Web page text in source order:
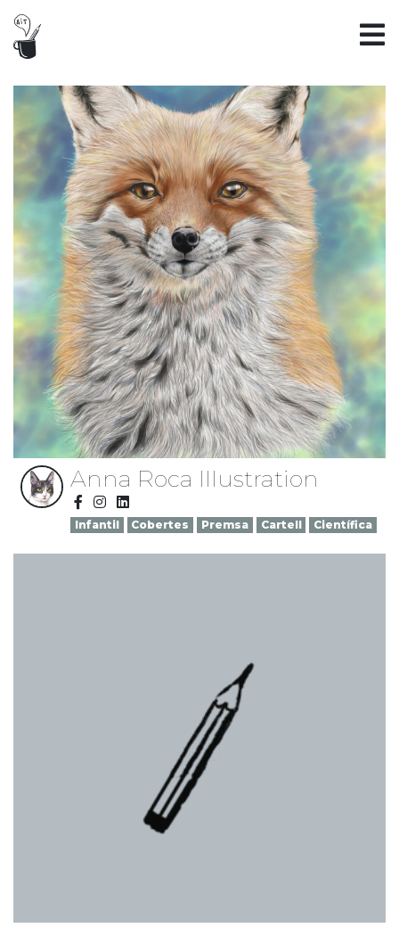
Anna Roca Illustration
Infantil Cobertes Premsa Cartell Científica